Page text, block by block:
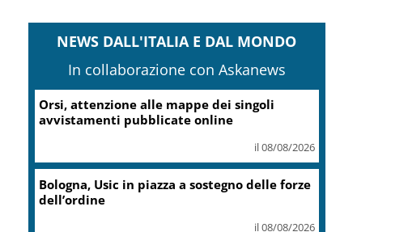
NEWS DALL'ITALIA E DAL MONDO
In collaborazione con Askanews
Campi Flegrei, Fico: Al via lavori hub Pozzuoli
Ostia, investe un ciclista e fugge,
rintracciato da Polizia Locale
il 08/08/2026